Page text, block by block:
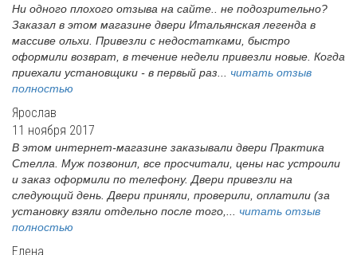
Ни одного плохого отзыва на сайте.. не подозрительно?
Заказал в этом магазине двери Итальянская легенда в
массиве ольхи. Привезли с недостатками, быстро
оформили возврат, в течение недели привезли новые. Когда
приехали установщики - в первый раз... читать отзыв
полностью
Ярослав
11 ноября 2017
В этом интернет-магазине заказывали двери Практика
Стелла. Муж позвонил, все просчитали, цены нас устроили
и заказ оформили по телефону. Двери привезли на
следующий день. Двери приняли, проверили, оплатили (за
установку взяли отдельно после того,... читать отзыв
полностью
Елена